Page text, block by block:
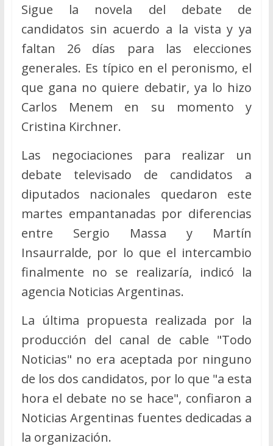
Sigue la novela del debate de
candidatos sin acuerdo a la vista y ya
faltan 26 días para las elecciones
generales. Es típico en el peronismo, el
que gana no quiere debatir, ya lo hizo
Carlos Menem en su momento y
Cristina Kirchner.
Las negociaciones para realizar un
debate televisado de candidatos a
diputados nacionales quedaron este
martes empantanadas por diferencias
entre Sergio Massa y Martín
Insaurralde, por lo que el intercambio
finalmente no se realizaría, indicó la
agencia Noticias Argentinas.
La última propuesta realizada por la
producción del canal de cable "Todo
Noticias" no era aceptada por ninguno
de los dos candidatos, por lo que "a esta
hora el debate no se hace", confiaron a
Noticias Argentinas fuentes dedicadas a
la organización.